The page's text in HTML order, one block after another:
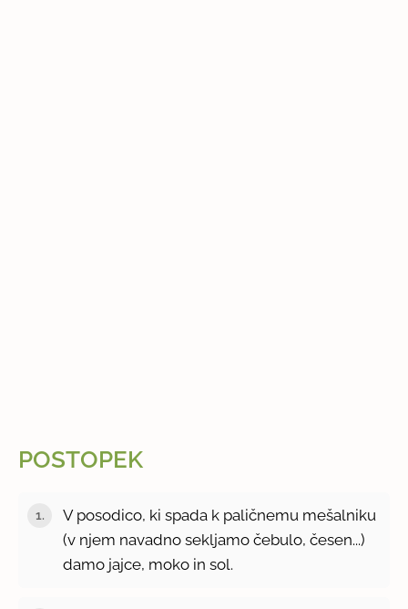
POSTOPEK
V posodico, ki spada k paličnemu mešalniku
(v njem navadno sekljamo čebulo, česen...)
damo jajce, moko in sol.